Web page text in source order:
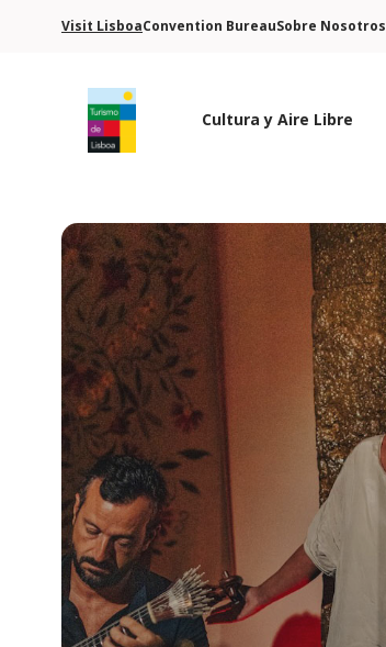
Visit LisboaConvention BureauSobre Nosotros
Cultura y Aire Libre